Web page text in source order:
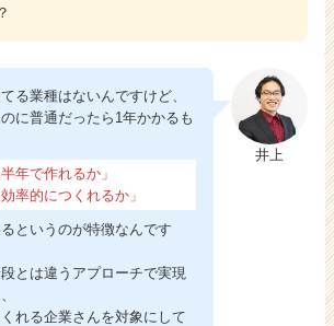
井上
る業種はないんですけど、
に普通だったら1年かかるも
年で作れるか」
率的につくれるか」
というのが特徴なんです
とは違うアプローチで実現
れる企業さんを対象にして